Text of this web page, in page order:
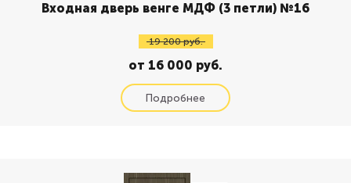
Входная дверь венге МДФ (3 петли) №16
19 200 руб.
от 16 000 руб.